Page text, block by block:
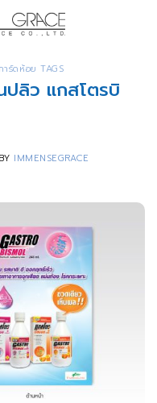
ร์ดห้อย TAGS
ลิว แกสโตรบิ
BY IMMENSEGRACE